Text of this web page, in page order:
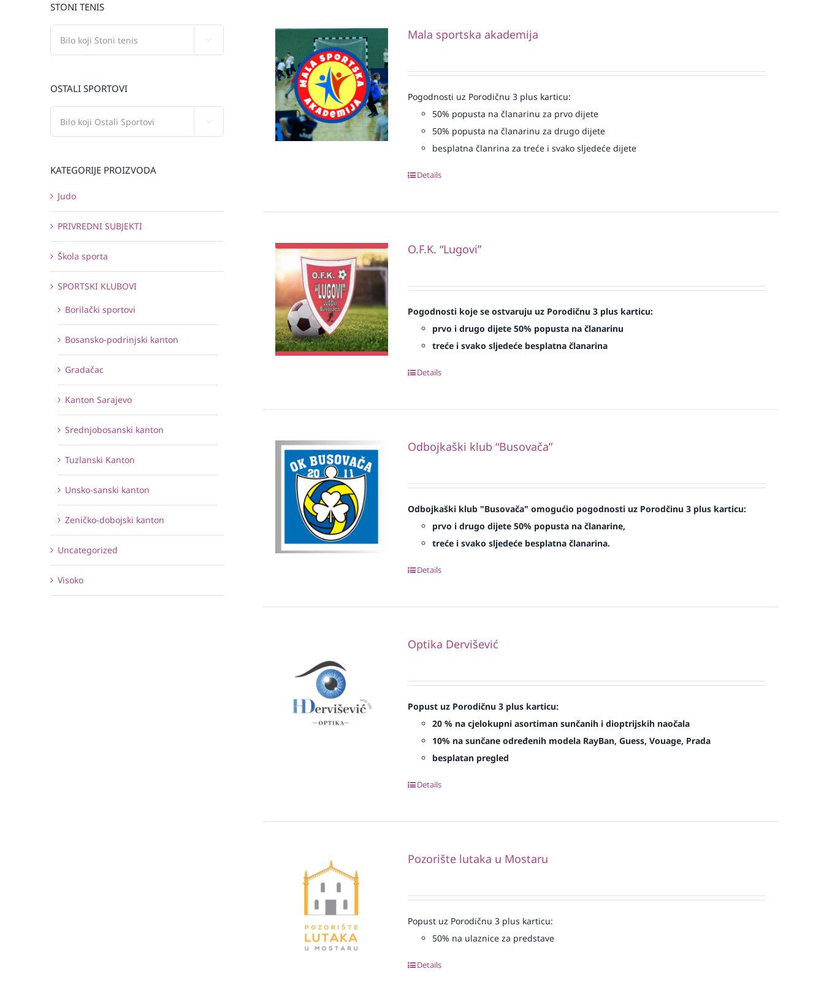
Mala sportska akademija
Pogodnosti uz Porodičnu 3 plus karticu:
50% popusta na članarinu za prvo dijete
50% popusta na članarinu za drugo dijete
besplatna članrina za treće i svako sljedeće dijete
Details
O.F.K. “Lugovi”
Pogodnosti koje se ostvaruju uz Porodičnu 3 plus karticu:
prvo i drugo dijete 50% popusta na članarinu
treće i svako sljedeće besplatna članarina
Details
Odbojkaški klub “Busovača”
Odbojkaški klub "Busovača" omogućio pogodnosti uz Porodčinu 3 plus karticu:
prvo i drugo dijete 50% popusta na članarine,
treće i svako sljedeće besplatna članarina.
Details
Optika Dervišević
Popust uz Porodičnu 3 plus karticu:
20 % na cjelokupni asortiman sunčanih i dioptrijskih naočala
10% na sunčane određenih modela RayBan, Guess, Vouage, Prada
besplatan pregled
Details
Pozorište lutaka u Mostaru
Popust uz Porodičnu 3 plus karticu:
50% na ulaznice za predstave
Details
STONI TENIS
OSTALI SPORTOVI
KATEGORIJE PROIZVODA
Judo
PRIVREDNI SUBJEKTI
Škola sporta
SPORTSKI KLUBOVI
Borilački sportovi
Bosansko-podrinjski kanton
Gradačac
Kanton Sarajevo
Srednjobosanski kanton
Tuzlanski Kanton
Unsko-sanski kanton
Zeničko-dobojski kanton
Uncategorized
Visoko